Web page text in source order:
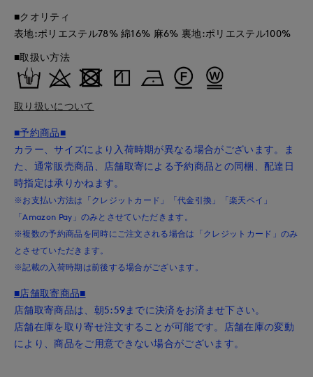
■クオリティ
表地:ポリエステル78% 綿16% 麻6% 裏地:ポリエステル100%
■取扱い方法
取り扱いについて
■予約商品■
カラー、サイズにより入荷時期が異なる場合がございます。ま
た、通常販売商品、店舗取寄による予約商品との同梱、配達日
時指定は承りかねます。
※お支払い方法は「クレジットカード」「代金引換」「楽天ペイ」
「Amazon Pay」のみとさせていただきます。
※複数の予約商品を同時にご注文される場合は「クレジットカード」のみ
とさせていただきます。
※記載の入荷時期は前後する場合がございます。
■店舗取寄商品■
店舗取寄商品は、朝5:59までに決済をお済ませ下さい。
店舗在庫を取り寄せ注文することが可能です。店舗在庫の変動
により、商品をご用意できない場合がございます。